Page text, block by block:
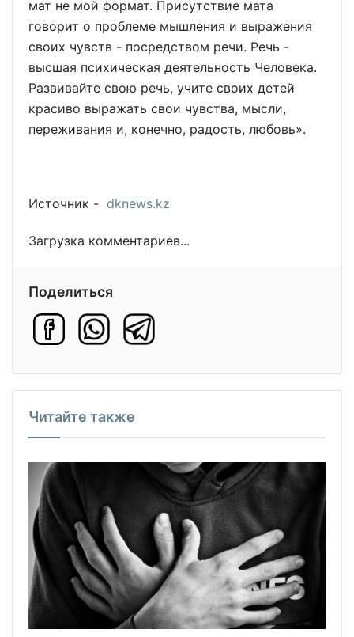
мат не мой формат. Присутствие мата
говорит о проблеме мышления и выражения
своих чувств - посредством речи. Речь -
высшая психическая деятельность Человека.
Развивайте свою речь, учите своих детей
красиво выражать свои чувства, мысли,
переживания и, конечно, радость, любовь».
Источник - dknews.kz
Загрузка комментариев...
Поделиться
Читайте также